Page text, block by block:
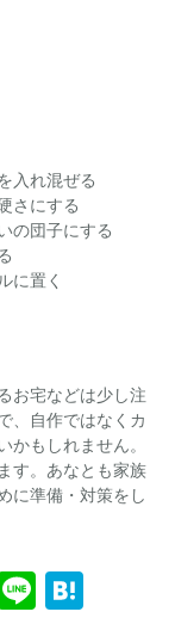
入れ混ぜる
さにする
の団子にする
に置く
お宅などは少し注
、自作ではなくカ
もしれません。
す。あなとも家族
に準備・対策をし
Facebook
Line